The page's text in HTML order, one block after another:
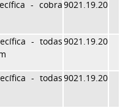
- cobra9021.19.20
- todas9021.19.20
- todas9021.19.20